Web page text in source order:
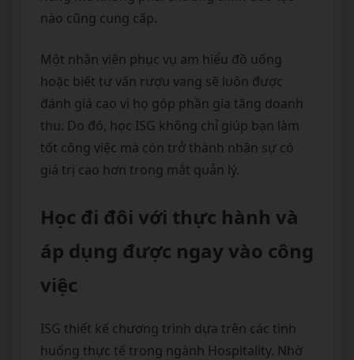
nào cũng cung cấp.
Một nhân viên phục vụ am hiểu đồ uống
hoặc biết tư vấn rượu vang sẽ luôn được
đánh giá cao vì họ góp phần gia tăng doanh
thu. Do đó, học ISG không chỉ giúp bạn làm
tốt công việc mà còn trở thành nhân sự có
giá trị cao hơn trong mắt quản lý.
Học đi đôi với thực hành và
áp dụng được ngay vào công
việc
ISG thiết kế chương trình dựa trên các tình
huống thực tế trong ngành Hospitality. Nhờ